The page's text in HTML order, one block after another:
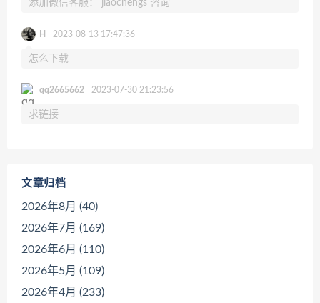
添加微信客服： jiaochengs 咨询
H 2023-08-13 17:47:36
怎么下载
qq2665662 2023-07-30 21:23:56
求链接
文章归档
2026年8月 (40)
2026年7月 (169)
2026年6月 (110)
2026年5月 (109)
2026年4月 (233)